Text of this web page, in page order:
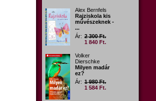
Alex Bernfels
Rajziskola kis
művészeknek -
...
Ár: 2 300 Ft.
1 840 Ft.
Volker
Dierschke
Milyen madár
ez?
Ár: 1 980 Ft.
1 584 Ft.